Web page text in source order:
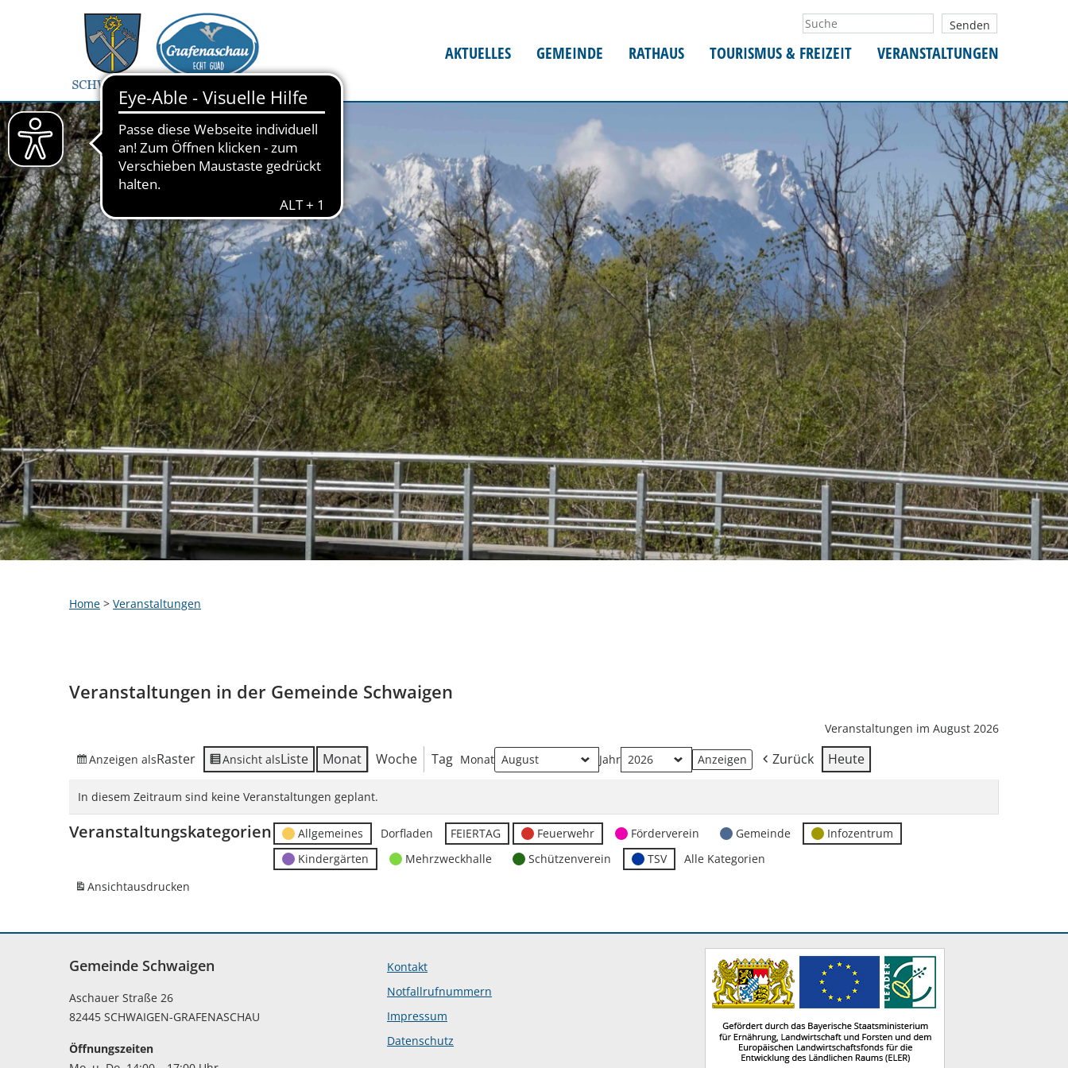
AKTUELLES GEMEINDE RATHAUS TOURISMUS & FREIZEIT VERANSTALTUNGEN
Home > Veranstaltungen
Veranstaltungen in der Gemeinde Schwaigen
Veranstaltungen im August 2026
Anzeigen alsRaster Ansicht alsListe Monat Woche Tag Monat Jahr Zurück Heute
In diesem Zeitraum sind keine Veranstaltungen geplant.
Veranstaltungskategorien Allgemeines Dorfladen FEIERTAG Feuerwehr Förderverein Gemeinde
Infozentrum
Kindergärten
Mehrzweckhalle Schützenverein TSV
Alle Kategorien
Ansichtausdrucken
Gemeinde Schwaigen
Aschauer Straße 26
82445 SCHWAIGEN-GRAFENASCHAU
Öffnungszeiten
Kontakt
Notfallrufnummern
Impressum
Datenschutz